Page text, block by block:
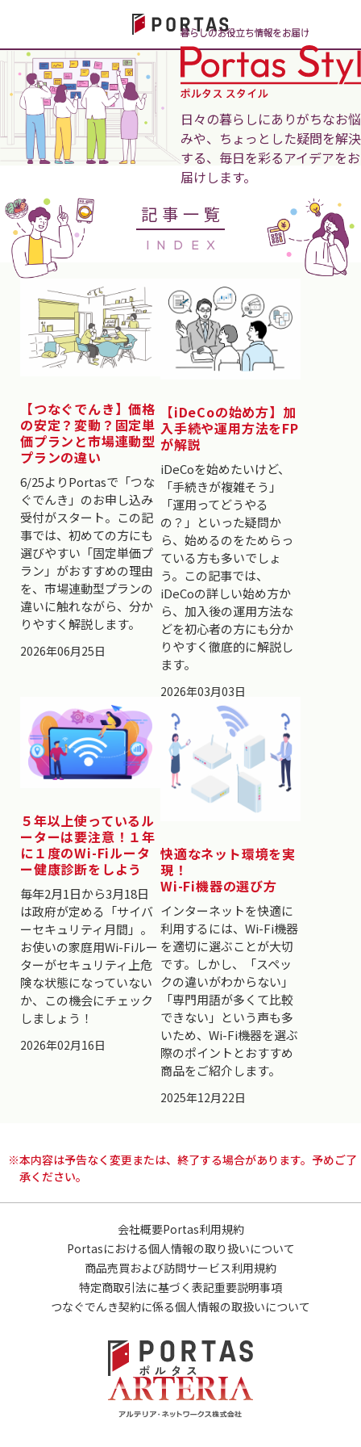
日々の暮らしにありがちなお悩
みや、ちょっとした疑問を解決
する、毎日を彩るアイデアをお
届けします。
記事一覧
【つなぐでんき】価格
の安定？変動？固定単
価プランと市場連動型
プランの違い
6/25よりPortasで「つな
ぐでんき」のお申し込み
受付がスタート。この記
事では、初めての方にも
選びやすい「固定単価プ
ラン」がおすすめの理由
を、市場連動型プランの
違いに触れながら、分か
りやすく解説します。
2026年06月25日
【iDeCoの始め方】加
入手続や運用方法をFP
が解説
iDeCoを始めたいけど、
「手続きが複雑そう」
「運用ってどうやる
の？」といった疑問か
ら、始めるのをためらっ
ている方も多いでしょ
う。この記事では、
iDeCoの詳しい始め方か
ら、加入後の運用方法な
どを初心者の方にも分か
りやすく徹底的に解説し
ます。
2026年03月03日
５年以上使っているル
ーターは要注意！１年
に１度のWi-Fiルータ
ー健康診断をしよう
毎年2月1日から3月18日
は政府が定める「サイバ
ーセキュリティ月間」。
お使いの家庭用Wi-Fiルー
ターがセキュリティ上危
険な状態になっていない
か、この機会にチェック
しましょう！
2026年02月16日
快適なネット環境を実
現！
Wi-Fi機器の選び方
インターネットを快適に
利用するには、Wi-Fi機器
を適切に選ぶことが大切
です。しかし、「スペッ
クの違いがわからない」
「専門用語が多くて比較
できない」という声も多
いため、Wi-Fi機器を選ぶ
際のポイントとおすすめ
商品をご紹介します。
2025年12月22日
※本内容は予告なく変更または、終了する場合があります。予めご了
承ください。
会社概要Portas利用規約
Portasにおける個人情報の取り扱いについて
商品売買および訪問サービス利用規約
特定商取引法に基づく表記重要説明事項
つなぐでんき契約に係る個人情報の取扱いについて